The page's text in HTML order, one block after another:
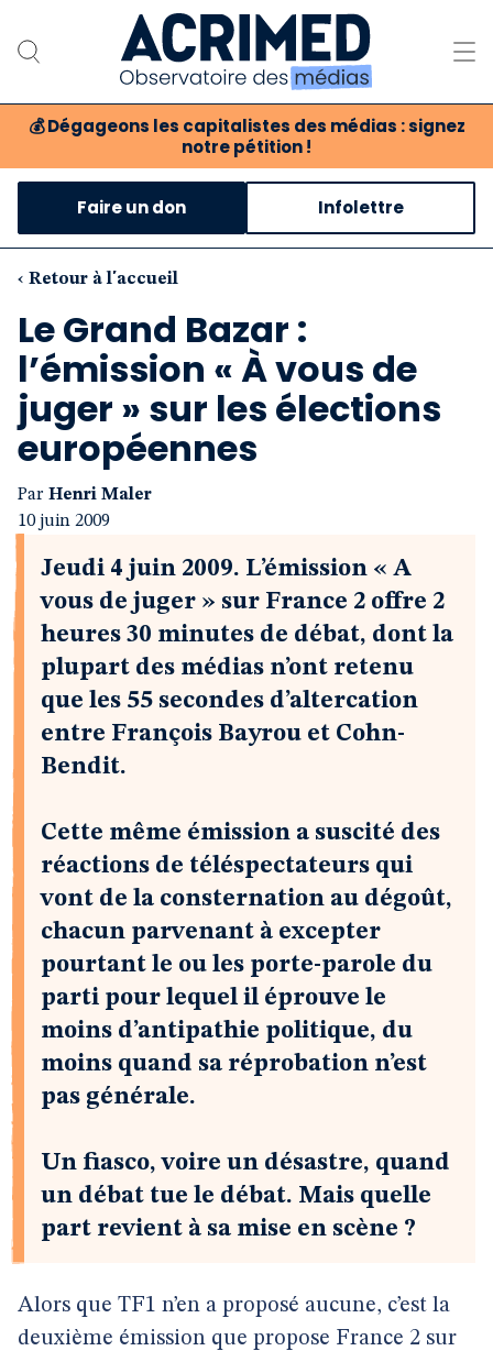
💰 Dégageons les capitalistes des médias : signez
notre pétition !
Notre association
Notre critique des médias
Nos propositions
Notre revue
Boutique
Faire un don Infolettre
‹ Retour à l'accueil
Le Grand Bazar :
l’émission « À vous de
juger » sur les élections
européennes
Par Henri Maler
10 juin 2009
Jeudi 4 juin 2009. L’émission « A
vous de juger » sur France 2 offre 2
heures 30 minutes de débat, dont la
plupart des médias n’ont retenu
que les 55 secondes d’altercation
entre François Bayrou et Cohn-
Bendit.
Cette même émission a suscité des
réactions de téléspectateurs qui
vont de la consternation au dégoût,
chacun parvenant à excepter
pourtant le ou les porte-parole du
parti pour lequel il éprouve le
moins d’antipathie politique, du
moins quand sa réprobation n’est
pas générale.
Un fiasco, voire un désastre, quand
un débat tue le débat. Mais quelle
part revient à sa mise en scène ?
Alors que TF1 n’en a proposé aucune, c’est la
deuxième émission que propose France 2 sur